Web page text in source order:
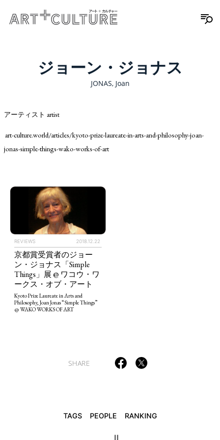
TAGS PEOPLE
ジョーン・ジョナス
JONAS, Joan
アーティスト artist
art-culture.world/articles/kyoto-prize-laureate-in-arts-and-philosophy-joan-
jonas-simple-things-wako-works-of-art
REVIEWS 2018.12.22
京都賞受賞者のジョー
ン・ジョナス「Simple
Things」展 @ ワコウ・ワ
ークス・オブ・アート
Kyoto Prize Laureate in Arts and
Philosophy, Joan Jonas “Simple Things”
@ WAKO WORKS OF ART
SHARE
TAGS PEOPLE RANKING